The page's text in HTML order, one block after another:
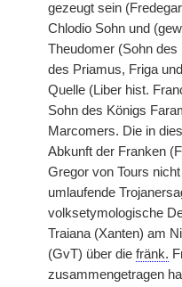
gezeugt sein
Chlodio Sohn und
Theudomer (Sohn
des Priamus, Friga
Quelle (Liber hist.
Sohn des Königs
Marcomers. Die in
Abkunft der Franken
Gregor von Tours
umlaufende
volksetymologische
Traiana (Xanten) am
(GvT) über die fränk.
zusammengetragen